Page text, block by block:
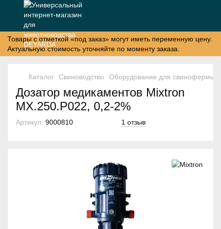
Товары с отметкой «под заказ» могут иметь переменную цену.
Актуальную стоимость уточняйте по моменту заказа.
Каталог Свиноводство Оборудование для свинофермы
Дозатор медикаментов Mixtron
MX.250.P022, 0,2-2%
Артикул: 9000810 1 отзыв